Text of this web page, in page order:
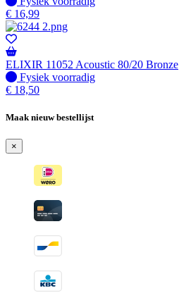
€ 16,99
ELIXIR 11052 Acoustic 80/20 Bronze
Fysiek voorradig
Fysiek voorradig
€ 18,50
Maak nieuw bestellijst
×